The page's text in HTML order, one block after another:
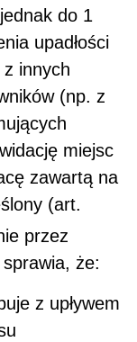
do 1
upadłości
z innych
(np. z
miejsc
zawartą na
(art.
przez
że:
z upływem